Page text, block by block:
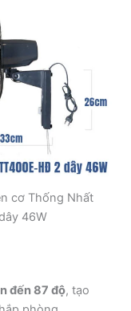
cơ Thống Nhất
46W
đến 87 độ, tạo